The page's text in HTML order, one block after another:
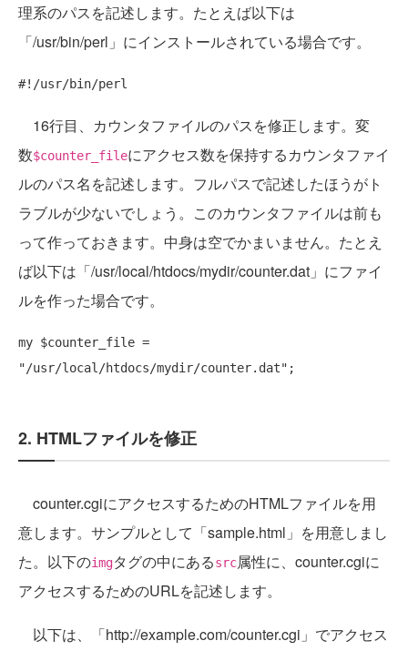
理系のパスを記述します。たとえば以下は
「/usr/bin/perl」にインストールされている場合です。
#!/usr/bin/perl
16行目、カウンタファイルのパスを修正します。変
数$counter_fileにアクセス数を保持するカウンタファイ
ルのパス名を記述します。フルパスで記述したほうがト
ラブルが少ないでしょう。このカウンタファイルは前も
って作っておきます。中身は空でかまいません。たとえ
ば以下は「/usr/local/htdocs/mydir/counter.dat」にファイ
ルを作った場合です。
my
"/usr/local/htdocs/mydir/counter.dat"
2. HTMLファイルを修正
counter.cgiにアクセスするためのHTMLファイルを用
意します。サンプルとして「sample.html」を用意しまし
た。以下のimgタグの中にあるsrc属性に、counter.cgiに
アクセスするためのURLを記述します。
以下は、「http://example.com/counter.cgi」でアクセス